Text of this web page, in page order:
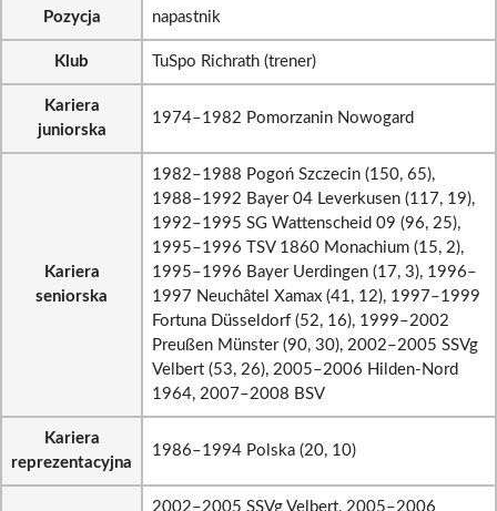
Pozycja napastnik
Klub TuSpo Richrath (trener)
Kariera
juniorska
1974–1982 Pomorzanin Nowogard
Kariera
seniorska
1982–1988 Pogoń Szczecin (150, 65),
1988–1992 Bayer 04 Leverkusen (117, 19),
1992–1995 SG Wattenscheid 09 (96, 25),
1995–1996 TSV 1860 Monachium (15, 2),
1995–1996 Bayer Uerdingen (17, 3), 1996–
1997 Neuchâtel Xamax (41, 12), 1997–1999
Fortuna Düsseldorf (52, 16), 1999–2002
Preußen Münster (90, 30), 2002–2005 SSVg
Velbert (53, 26), 2005–2006 Hilden-Nord
1964, 2007–2008 BSV
Kariera
reprezentacyjna
1986–1994 Polska (20, 10)
2002–2005 SSVg Velbert, 2005–2006